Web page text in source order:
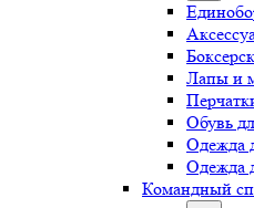
Лапы и
Обувь
Одежда
Одежда
Командный